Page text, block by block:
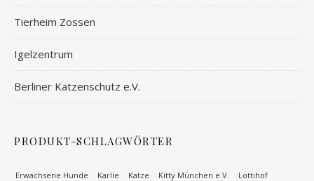
Tierheim Zossen
Igelzentrum
Berliner Katzenschutz e.V.
PRODUKT-SCHLAGWÖRTER
Erwachsene Hunde Karlie Katze Kitty München e.V. Lottihof